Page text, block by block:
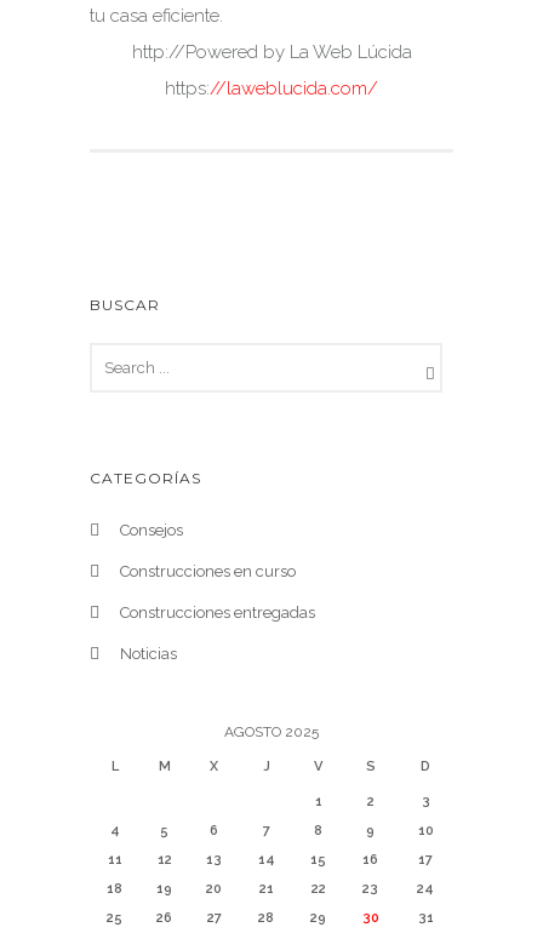
tu casa eficiente.
http://Powered by La Web Lúcida
https://laweblucida.com/
BUSCAR
CATEGORÍAS
Consejos
Construcciones en curso
Construcciones entregadas
Noticias
AGOSTO 2025
L M X J V S D
1 2
3
4
5 6 7 8 9
10
11
12 13 14 15 16
17
18
19 20 21 22 23
24
25
26 27 28 29 30 31